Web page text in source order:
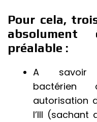
Pour cela,
préalable :
A savoir
bactérien
autorisation
l’Ill (sachant